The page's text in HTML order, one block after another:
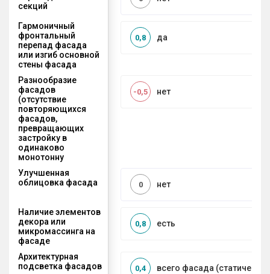
секций
Гармоничный
фронтальный
перепад фасада
или изгиб основной
стены фасада
да
0,8
Разнообразие
фасадов
(отсутствие
повторяющихся
фасадов,
превращающих
застройку в
одинаково
монотонну
нет
-0,5
Улучшенная
облицовка фасада
нет
0
Наличие элементов
декора или
микромассинга на
фасаде
есть
0,8
Архитектурная
подсветка фасадов
всего фасада
0,4